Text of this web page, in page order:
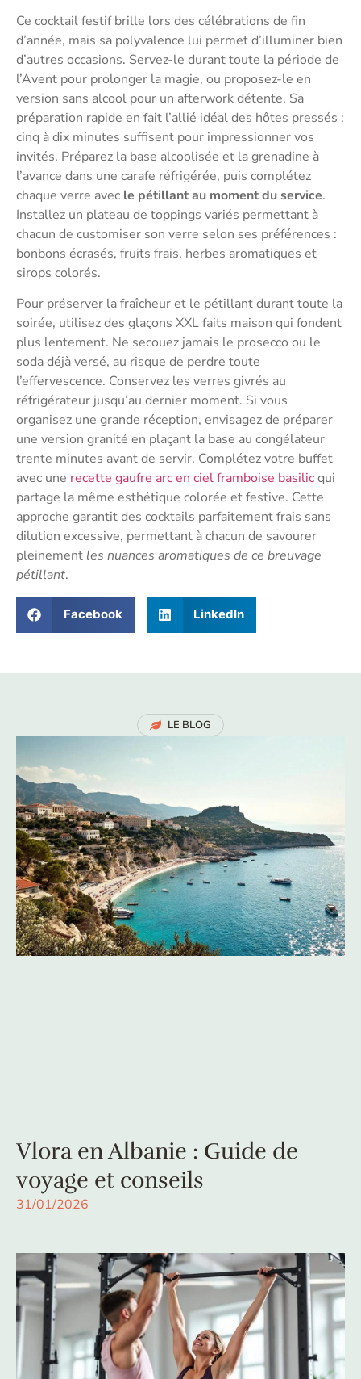
Ce cocktail festif brille lors des célébrations de fin
d’année, mais sa polyvalence lui permet d’illuminer bien
d’autres occasions. Servez-le durant toute la période de
l’Avent pour prolonger la magie, ou proposez-le en
version sans alcool pour un afterwork détente. Sa
préparation rapide en fait l’allié idéal des hôtes pressés :
cinq à dix minutes suffisent pour impressionner vos
invités. Préparez la base alcoolisée et la grenadine à
l’avance dans une carafe réfrigérée, puis complétez
chaque verre avec le pétillant au moment du service.
Installez un plateau de toppings variés permettant à
chacun de customiser son verre selon ses préférences :
bonbons écrasés, fruits frais, herbes aromatiques et
sirops colorés.
Pour préserver la fraîcheur et le pétillant durant toute la
soirée, utilisez des glaçons XXL faits maison qui fondent
plus lentement. Ne secouez jamais le prosecco ou le
soda déjà versé, au risque de perdre toute
l’effervescence. Conservez les verres givrés au
réfrigérateur jusqu’au dernier moment. Si vous
organisez une grande réception, envisagez de préparer
une version granité en plaçant la base au congélateur
trente minutes avant de servir. Complétez votre buffet
avec une recette gaufre arc en ciel framboise basilicqui
partage la même esthétique colorée et festive. Cette
approche garantit des cocktails parfaitement frais sans
dilution excessive, permettant à chacun de savourer
pleinement les nuances aromatiques de ce breuvage
pétillant.
Facebook LinkedIn
LE BLOG
Vlora en Albanie : Guide de
voyage et conseils
31/01/2026